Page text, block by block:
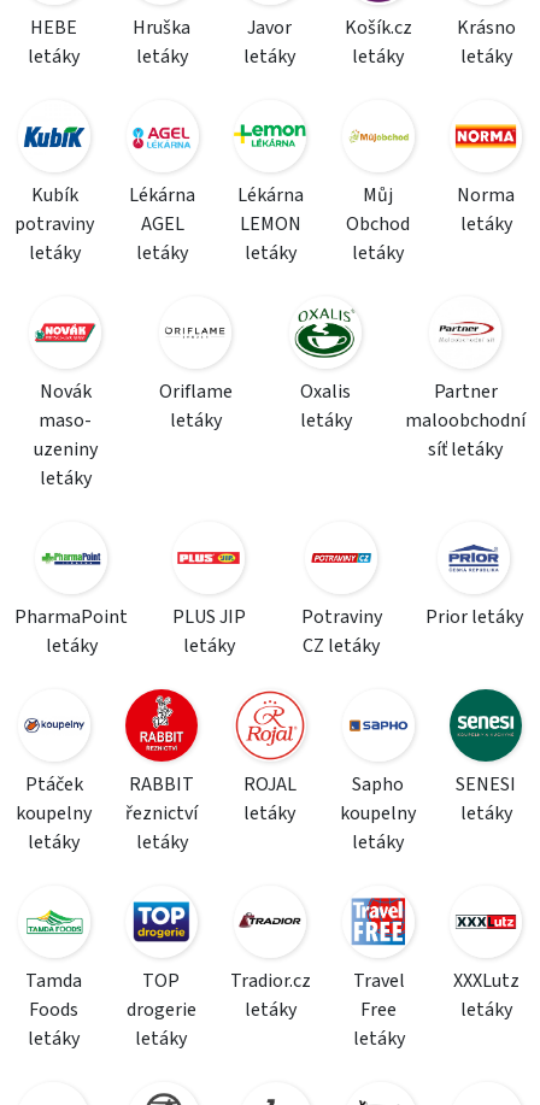
HEBE
letáky
Hruška
letáky
Javor
letáky
Košík.cz
letáky
Krásno
letáky
Kubík
potraviny
letáky
Lékárna
AGEL
letáky
Lékárna
LEMON
letáky
Můj
Obchod
letáky
Norma
letáky
Novák
maso-
uzeniny
letáky
Oriflame
letáky
Oxalis
letáky
Partner
maloobchodní
síť letáky
PharmaPoint
letáky
PLUS JIP
letáky
Potraviny
CZ letáky
Prior letáky
Ptáček
koupelny
letáky
RABBIT
řeznictví
letáky
ROJAL
letáky
Sapho
koupelny
letáky
SENESI
letáky
Tamda
Foods
letáky
TOP
drogerie
letáky
Tradior.cz
letáky
Travel
Free
letáky
XXXLutz
letáky